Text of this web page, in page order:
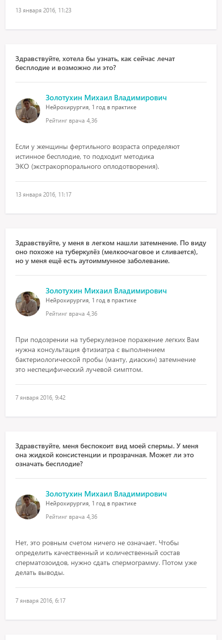
13 января 2016, 11:23
Здравствуйте, хотела бы узнать, как сейчас лечат
бесплодие и возможно ли это?
Золотухин Михаил Владимирович
Нейрохирургия, 1 год в практике
Рейтинг врача 4,36
Если у женщины фертильного возраста определяют
истинное бесплодие, то подходит методика
ЭКО (экстракорпорального оплодотворения).
13 января 2016, 11:17
Здравствуйте, у меня в легком нашли затемнение. По виду
оно похоже на туберкулёз (мелкоочаговое и сливается),
но у меня ещё есть аутоиммунное заболевание.
Золотухин Михаил Владимирович
Нейрохирургия, 1 год в практике
Рейтинг врача 4,36
При подозрении на туберкулезное поражение легких Вам
нужна консультация фтизиатра с выполнением
бактериологической пробы (манту, диаскин) затемнение
это неспецифический лучевой симптом.
7 января 2016, 9:42
Здравствуйте, меня беспокоит вид моей спермы. У меня
она жидкой консистенции и прозрачная. Может ли это
означать бесплодие?
Золотухин Михаил Владимирович
Нейрохирургия, 1 год в практике
Рейтинг врача 4,36
Нет, это ровным счетом ничего не означает. Чтобы
определить качественный и количественный состав
сперматозоидов, нужно сдать спермограмму. Потом уже
делать выводы.
7 января 2016, 6:17